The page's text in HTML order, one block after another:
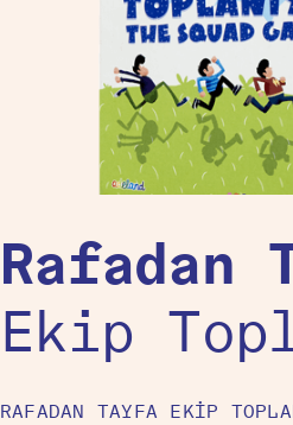
Rafadan
Ekip
RAFADAN TAYFA EKİP